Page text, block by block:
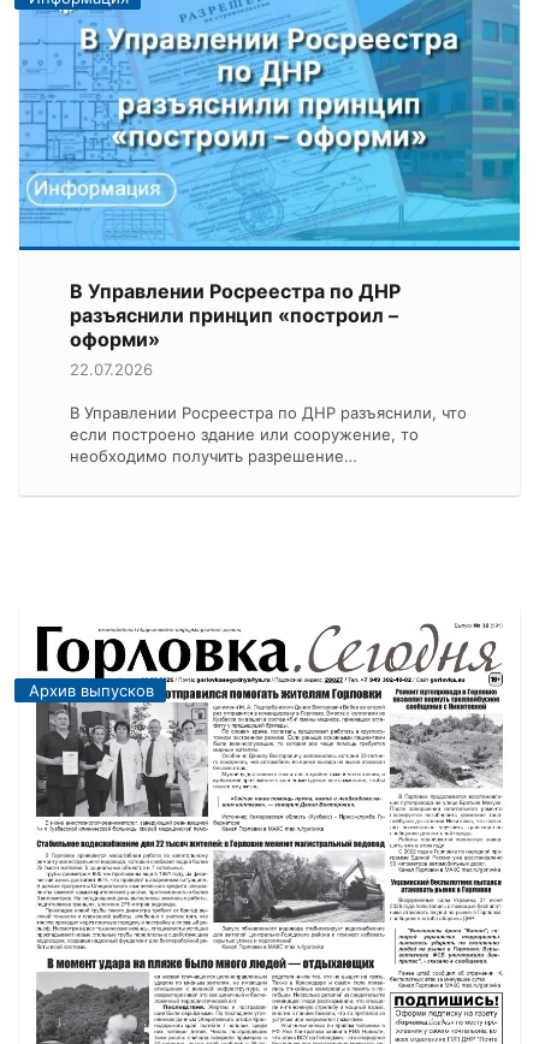
В Управлении Росреестра по ДНР
разъяснили принцип «построил –
оформи»
22.07.2026
В Управлении Росреестра по ДНР разъяснили, что
если построено здание или сооружение, то
необходимо получить разрешение…
Архив выпусков